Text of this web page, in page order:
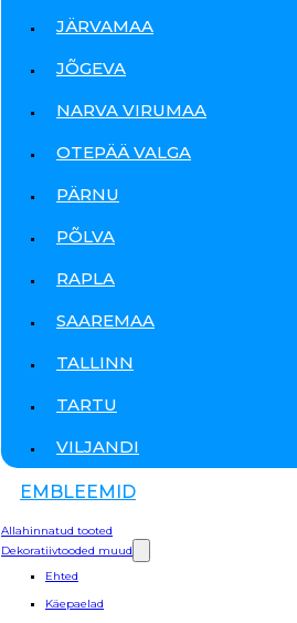
JÄRVAMAA
JÕGEVA
NARVA VIRUMAA
OTEPÄÄ VALGA
PÄRNU
PÕLVA
RAPLA
SAAREMAA
TALLINN
TARTU
VILJANDI
EMBLEEMID
Allahinnatud tooted
Dekoratiivtooded muud
Ehted
Käepaelad